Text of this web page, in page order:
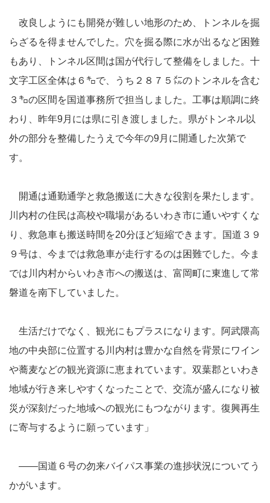
改良しようにも開発が難しい地形のため、トンネルを掘
らざるを得ませんでした。穴を掘る際に水が出るなど困難
もあり、トンネル区間は国が代行して整備をしました。十
文字工区全体は６㌔で、うち２８７５㍍のトンネルを含む
３㌔の区間を国道事務所で担当しました。工事は順調に終
わり、昨年9月には県に引き渡しました。県がトンネル以
外の部分を整備したうえで今年の9月に開通した次第で
す。
開通は通勤通学と救急搬送に大きな役割を果たします。
川内村の住民は高校や職場があるいわき市に通いやすくな
り、救急車も搬送時間を20分ほど短縮できます。国道３９
９号は、今までは救急車が走行するのは困難でした。今ま
では川内村からいわき市への搬送は、富岡町に東進して常
磐道を南下していました。
生活だけでなく、観光にもプラスになります。阿武隈高
地の中央部に位置する川内村は豊かな自然を背景にワイン
や蕎麦などの観光資源に恵まれています。双葉郡といわき
地域が行き来しやすくなったことで、交流が盛んになり被
災が深刻だった地域への観光にもつながります。復興再生
に寄与するように願っています」
――国道６号の勿来バイパス事業の進捗状況についてう
かがいます。